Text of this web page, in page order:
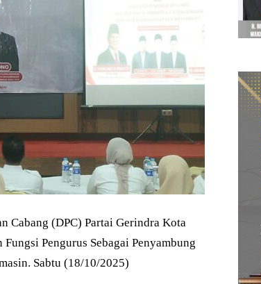
(DPC) Partai Gerindra Kota
Pengurus Sebagai Penyambung
Sabtu (18/10/2025)